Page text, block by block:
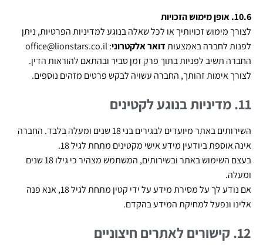
10.6. אופן מימוש הזכויות
לצורך מימוש זכויותיך או לכל שאלה בנוגע למדיניות הפרטיות, ניתן
לפנות לחברה באמצעותדואר אלקטרוני:
office@lionstars.co.il
החברה תשיב לפניות בתוך פרק זמן סביר ובהתאם להוראות הדין.
לצורך אימות זהותך, החברה עשויה לבקש פרטים מזהים נוספים.
11. מדיניות בנוגע לקטינים
השירותים באתר מיועדים לבגירים בני 18 שנים ומעלה בלבד. החברה
אינה אוספת ביודעין מידע אישי מקטינים מתחת לגיל 18.
בעצם השימוש באתר ובשירותים, המשתמש מצהיר כי גילו 18 שנים
ומעלה.
אם נודע לך על מסירת מידע על ידי קטין מתחת לגיל 18, אנא פנה
אלינו ונפעל למחיקת המידע בהקדם.
12. קישורים לאתרים חיצוניים